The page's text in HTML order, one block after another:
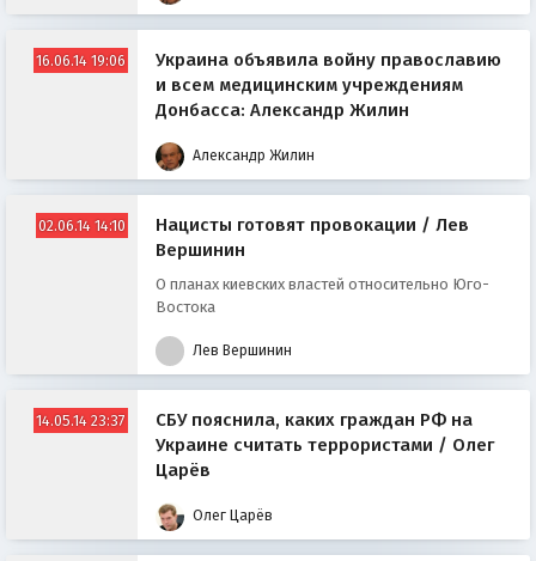
16.06.14 19:06
Украина объявила войну православию
и всем медицинским учреждениям
Донбасса: Александр Жилин
Александр Жилин
02.06.14 14:10
Нацисты готовят провокации / Лев
Вершинин
О планах киевских властей относительно Юго-
Востока
Лев Вершинин
14.05.14 23:37
СБУ пояснила, каких граждан РФ на
Украине считать террористами / Олег
Царёв
Олег Царёв